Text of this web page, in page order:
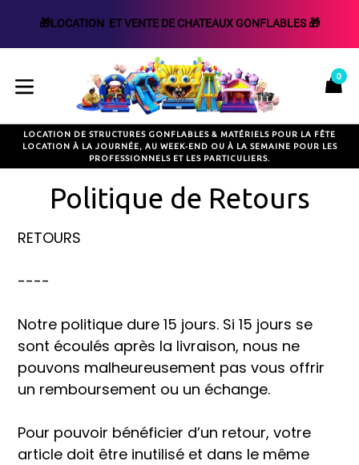
🎁LOCATION  ET VENTE DE CHATEAUX GONFLABLES 🎁
au
contenudévelopper/réduire
0
LOCATION DE STRUCTURES GONFLABLES & MATÉRIELS POUR LA FÊTE
LOCATION À LA JOURNÉE, AU WEEK-END OU À LA SEMAINE POUR LES
PROFESSIONNELS ET LES PARTICULIERS.
Politique de Retours
RETOURS
----
Notre politique dure 15 jours. Si 15 jours se
sont écoulés après la livraison, nous ne
pouvons malheureusement pas vous offrir
un remboursement ou un échange.
Pour pouvoir bénéficier d’un retour, votre
article doit être inutilisé et dans le même